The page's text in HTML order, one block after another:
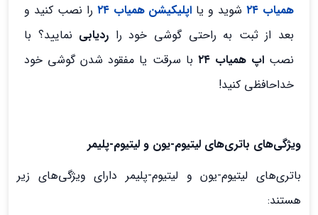
همیاب ۲۴
شوید و یا اپلیکیشن همیاب ۲۴
را نصب کنید و
بعد از ثبت به راحتی گوشی خود را ردیابی نمایید؟ با
نصباپ همیاب ۲۴
با سرقت یا مفقود شدن گوشی خود
خداحافظی کنید!
ویژگی‌های باتری‌های لیتیوم-یون و لیتیوم-پلیمر
باتری‌های لیتیوم-یون و لیتیوم-پلیمر دارای ویژگی‌های زیر
هستند: